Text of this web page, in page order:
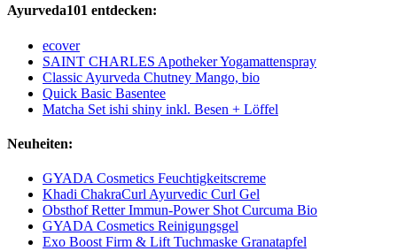
Ayurveda101 entdecken:
ecover
SAINT CHARLES Apotheker Yogamattenspray
Classic Ayurveda Chutney Mango, bio
Quick Basic Basentee
Matcha Set ishi shiny inkl. Besen + Löffel
Neuheiten:
GYADA Cosmetics Feuchtigkeitscreme
Khadi ChakraCurl Ayurvedic Curl Gel
Obsthof Retter Immun-Power Shot Curcuma Bio
GYADA Cosmetics Reinigungsgel
Exo Boost Firm & Lift Tuchmaske Granatapfel